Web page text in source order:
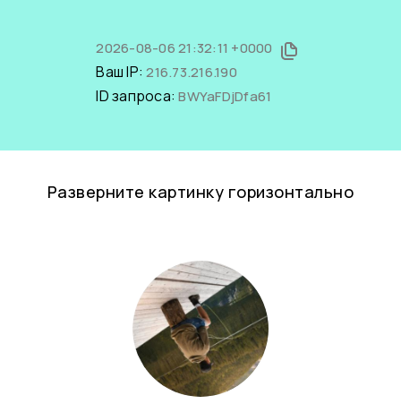
2026-08-06 21:32:11 +0000
Ваш IP:216.73.216.190
ID запроса:BWYaFDjDfa61
Разверните картинку горизонтально